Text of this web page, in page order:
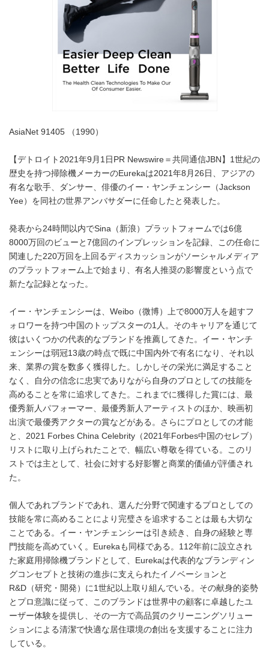
AsiaNet 91405 （1990）
【デトロイト2021年9月1日PR Newswire＝共同通信JBN】1世紀の
歴史を持つ掃除機メーカーのEurekaは2021年8月26日、アジアの
有名な歌手、ダンサー、俳優のイー・ヤンチェンシー（Jackson
Yee）を同社の世界アンバサダーに任命したと発表した。
発表から24時間以内でSina（新浪）プラットフォームでは6億
8000万回のビューと7億回のインプレッションを記録、この任命に
関連した220万回を上回るディスカッションがソーシャルメディア
のプラットフォーム上で始まり、有名人推奨の影響度という点で
新たな記録となった。
イー・ヤンチェンシーは、Weibo（微博）上で8000万人を超すフ
ォロワーを持つ中国のトップスターの1人。そのキャリアを通じて
彼はいくつかの代表的なブランドを推薦してきた。イー・ヤンチ
ェンシーは弱冠13歳の時点で既に中国内外で有名になり、それ以
来、業界の賞を数多く獲得した。しかしその栄光に満足すること
なく、自分の信念に忠実でありながら自身のプロとしての技能を
高めることを常に追求してきた。これまでに獲得した賞には、最
優秀新人パフォーマー、最優秀新人アーティストのほか、映画初
出演で最優秀アクターの賞などがある。さらにプロとしての才能
と、2021 Forbes China Celebrity（2021年Forbes中国のセレブ）
リストに取り上げられたことで、幅広い尊敬を得ている。このリ
ストでは主として、社会に対する好影響と商業的価値が評価され
た。
個人であれブランドであれ、選んだ分野で関連するプロとしての
技能を常に高めることにより完璧さを追求することは最も大切な
ことである。イー・ヤンチェンシーは引き続き、自身の経験と専
門技能を高めていく。Eurekaも同様である。112年前に設立され
た家庭用掃除機ブランドとして、Eurekaは代表的なブランディン
グコンセプトと技術の進歩に支えられたイノベーションと
R&D（研究・開発）に1世紀以上取り組んでいる。その献身的姿勢
とプロ意識に従って、このブランドは世界中の顧客に卓越したユ
ーザー体験を提供し、その一方で高品質のクリーニングソリュー
ションによる清潔で快適な居住環境の創出を支援することに注力
している。